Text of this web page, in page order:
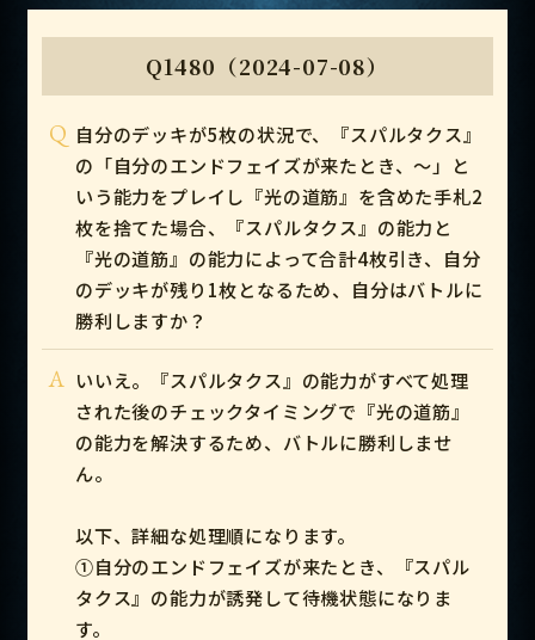
Q1480（2024-07-08）
Q 自分のデッキが5枚の状況で、『スパルタクス』
の「自分のエンドフェイズが来たとき、～」と
いう能力をプレイし『光の道筋』を含めた手札2
枚を捨てた場合、『スパルタクス』の能力と
『光の道筋』の能力によって合計4枚引き、自分
のデッキが残り1枚となるため、自分はバトルに
勝利しますか？
A いいえ。『スパルタクス』の能力がすべて処理
された後のチェックタイミングで『光の道筋』
の能力を解決するため、バトルに勝利しませ
ん。
以下、詳細な処理順になります。
①自分のエンドフェイズが来たとき、『スパル
タクス』の能力が誘発して待機状態になりま
す。